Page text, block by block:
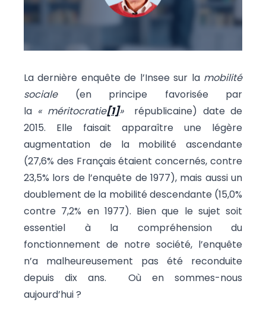
La dernière enquête de l’Insee sur la mobilité
sociale(en principe favorisée par
la « méritocratie[1]»républicaine) date de
2015. Elle faisait apparaître une légère
augmentation de la mobilité ascendante
(27,6% des Français étaient concernés, contre
23,5% lors de l’enquête de 1977), mais aussi un
doublement de la mobilité descendante (15,0%
contre 7,2% en 1977). Bien que le sujet soit
essentiel à la compréhension du
fonctionnement de notre société, l’enquête
n’a malheureusement pas été reconduite
depuis dix ans. Où en sommes-nous
aujourd’hui ?